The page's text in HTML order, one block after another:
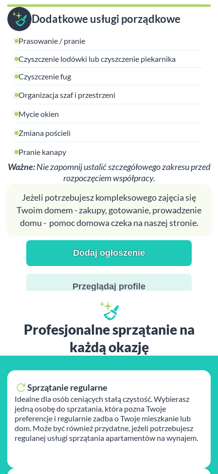
Dodatkowe usługi porządkowe
Prasowanie / pranie
Czyszczenie lodówki lub czyszczenie piekarnika
Czyszczenie fug
Organizacja szaf i przestrzeni
Mycie okien
Zmiana pościeli
Pranie kanapy
Ważne:Nie zapomnij ustalić szczegółowego zakresu przed
rozpoczęciem współpracy.
Jeżeli potrzebujesz kompleksowego zajęcia się
Twoim domem - zakupy, gotowanie, prowadzenie
domu - pomoc domowa czeka na naszej stronie.
Dodaj ogłoszenie
Przeglądaj profile
Profesjonalne sprzątanie na
każdą okazję
Sprzątanie regularne
Idealne dla osób ceniących stałą czystość. Wybierasz
jedną osobę do sprzatania, która pozna Twoje
preferencje i regularnie zadba o Twoje mieszkanie lub
dom. Może być również przydatne, jeżeli potrzebujesz
regulanej usługi sprzątania apartamentów na wynajem.